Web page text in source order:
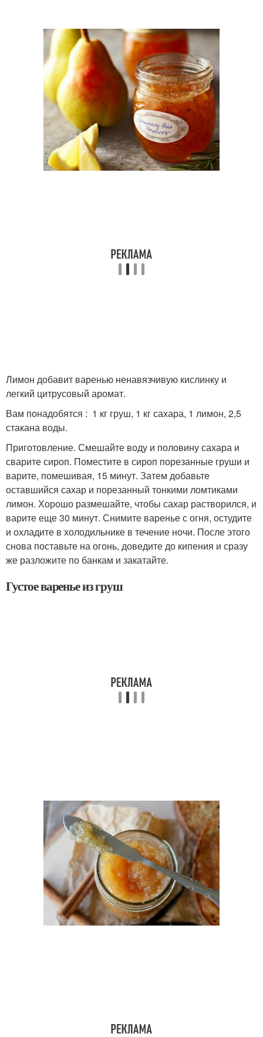
Лимон добавит варенью ненавязчивую кислинку и
легкий цитрусовый аромат.
Вам понадобятся : 1 кг груш, 1 кг сахара, 1 лимон, 2,5
стакана воды.
Приготовление. Смешайте воду и половину сахара и
сварите сироп. Поместите в сироп порезанные груши и
варите, помешивая, 15 минут. Затем добавьте
оставшийся сахар и порезанный тонкими ломтиками
лимон. Хорошо размешайте, чтобы сахар растворился, и
варите еще 30 минут. Снимите варенье с огня, остудите
и охладите в холодильнике в течение ночи. После этого
снова поставьте на огонь, доведите до кипения и сразу
же разложите по банкам и закатайте.
Густое варенье из груш